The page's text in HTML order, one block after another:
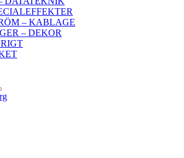
– KABLAGE
– DEKOR